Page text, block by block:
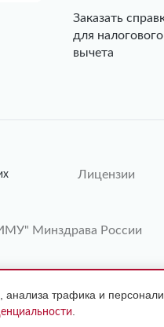
Заказать
для налогового
вычета
Лицензии
Минздрава России
трафика и